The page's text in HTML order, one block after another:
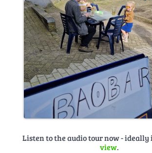
Listen to the audio tour now - ideally
view.